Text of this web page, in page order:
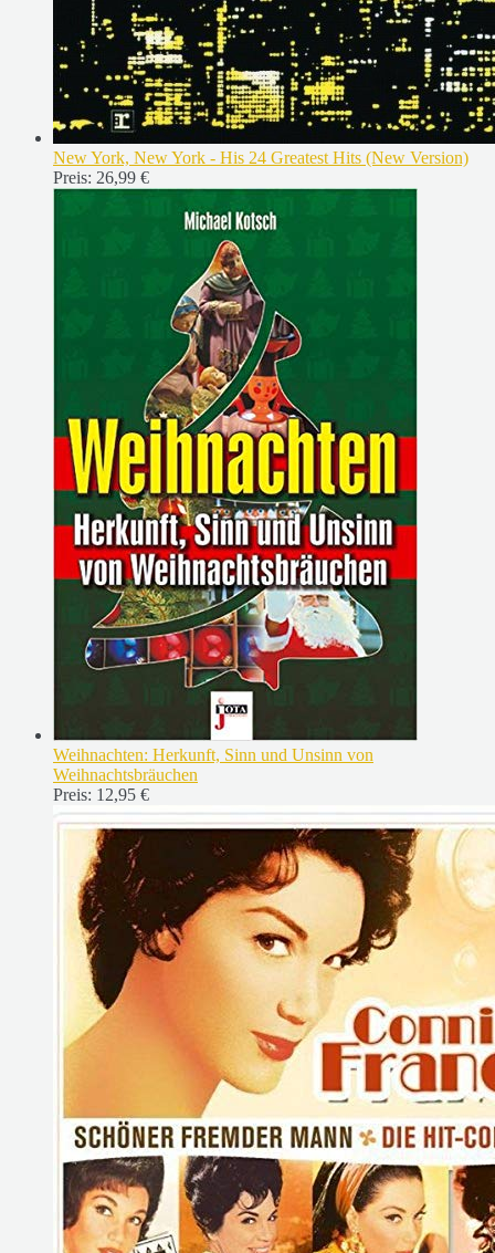
New York, New York - His 24 Greatest Hits (New Version)
Preis: 26,99 €
Weihnachten: Herkunft, Sinn und Unsinn von
Weihnachtsbräuchen
Preis: 12,95 €